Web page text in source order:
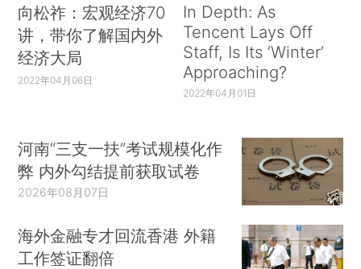
向松祚：宏观经济70
讲，带你了解国内外
经济大局
2022年04月06日
In Depth: As
Tencent Lays Off
Staff, Is Its ‘Winter’
Approaching?
2022年04月01日
河南“三支一扶”考试规模化作
弊 内外勾结提前获取试卷
2026年08月07日
海外金融专才回流香港 外籍
工作签证翻倍